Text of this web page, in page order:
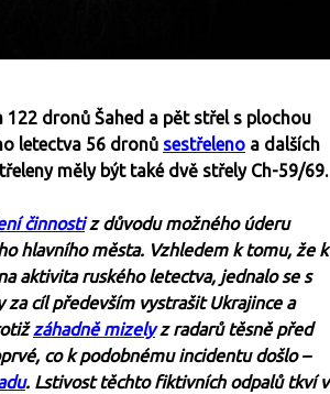
122 dronů Šahed a pět střel s plochou
letectva 56 dronů sestřeleno a dalších
měly být také dvě střely Ch-59/69.
činnostiz důvodu možného úderu
hlavního města. Vzhledem k tomu, že k
aktivita ruského letectva, jednalo se s
cíl především vystrašit Ukrajince a
záhadně mizelyz radarů těsně před
co k podobnému incidentu došlo –
. Lstivost těchto fiktivních odpalů tkví v